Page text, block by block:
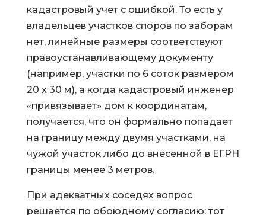
кадастровый учет с ошибкой. То есть у
владельцев участков споров по заборам
нет, линейные размеры соответствуют
правоустанавливающему документу
(например, участки по 6 соток размером
20 х 30 м), а когда кадастровый инженер
«привязывает» дом к координатам,
получается, что он формально попадает
на границу между двумя участками, на
чужой участок либо до внесенной в ЕГРН
границы менее 3 метров.
При адекватных соседях вопрос
решается по обоюдному согласию: тот